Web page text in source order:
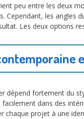
peu entre les deux
Cependant, les angles
Les deux options
dépend fortement du
facilement dans des
chaque projet à une